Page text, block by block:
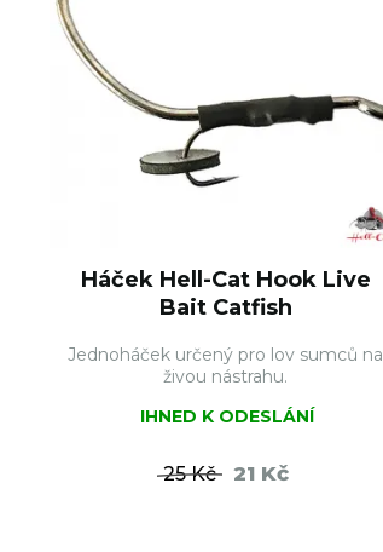
Háček Hell-Cat Hook Live
Bait Catfish
Jednoháček určený pro lov sumců na
živou nástrahu.
IHNED K ODESLÁNÍ
25 Kč 21 Kč